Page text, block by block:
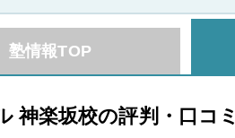
塾情報TOP
神楽坂校の評判・口コミ